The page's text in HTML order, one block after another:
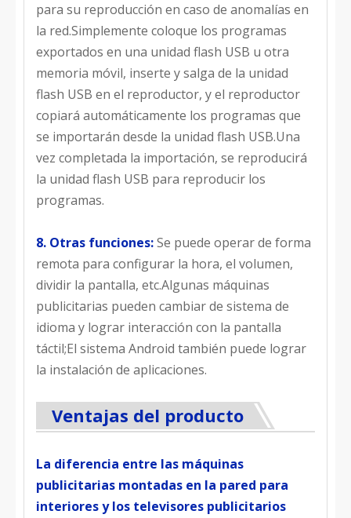
para su reproducción en caso de anomalías en
la red.Simplemente coloque los programas
exportados en una unidad flash USB u otra
memoria móvil, inserte y salga de la unidad
flash USB en el reproductor, y el reproductor
copiará automáticamente los programas que
se importarán desde la unidad flash USB.Una
vez completada la importación, se reproducirá
la unidad flash USB para reproducir los
programas.
8. Otras funciones:Se puede operar de forma
remota para configurar la hora, el volumen,
dividir la pantalla, etc.Algunas máquinas
publicitarias pueden cambiar de sistema de
idioma y lograr interacción con la pantalla
táctil;El sistema Android también puede lograr
la instalación de aplicaciones.
Ventajas del producto
La diferencia entre las máquinas
publicitarias montadas en la pared para
interiores y los televisores publicitarios